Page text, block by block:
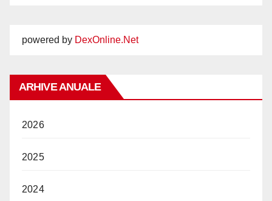
powered by DexOnline.Net
ARHIVE ANUALE
2026
2025
2024